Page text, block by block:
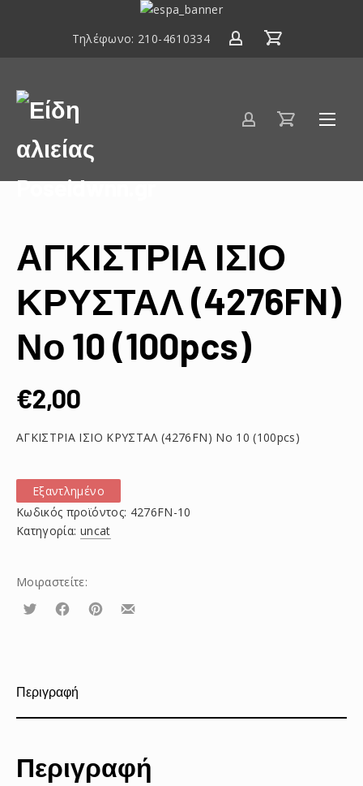
ΕΣΠΑ
2020
Τηλέφωνο: 210-4610334
Είδη
αλιείας
Poseidwnn.gr
ΑΓΚΙΣΤΡΙΑ ΙΣΙΟ
ΚΡΥΣΤΑΛ (4276FN)
Νο 10 (100pcs)
€2,00
ΑΓΚΙΣΤΡΙΑ ΙΣΙΟ ΚΡΥΣΤΑΛ (4276FN) Νο 10 (100pcs)
Εξαντλημένο
Κωδικός προϊόντος: 4276FN-10
Κατηγορία: uncat
Μοιραστείτε:
Τουίτα ΜοιραστείτεΜοιραστείτεΜοιραστείτε
Περιγραφή
Περιγραφή